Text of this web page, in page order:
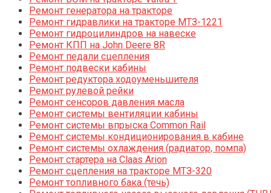
Ремонт генератора на тракторе
Ремонт гидравлики на тракторе МТЗ-1221
Ремонт гидроцилиндров на навеске
Ремонт КПП на John Deere 8R
Ремонт педали сцепления
Ремонт подвески кабины
Ремонт редуктора ходоуменьшителя
Ремонт рулевой рейки
Ремонт сенсоров давления масла
Ремонт системы вентиляции кабины
Ремонт системы впрыска Common Rail
Ремонт системы кондиционирования в кабине
Ремонт системы охлаждения (радиатор, помпа)
Ремонт стартера на Claas Arion
Ремонт сцепления на тракторе МТЗ-320
Ремонт топливного бака (течь)